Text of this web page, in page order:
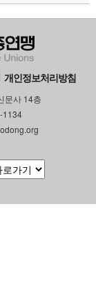
개인정보처리방침
문사 14층
1134